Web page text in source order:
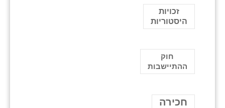
זכויות
היסטוריות
חוק
ההתיישבות
חכירה